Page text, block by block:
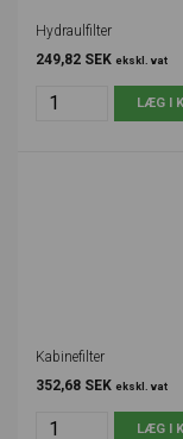
Hydraulfilter
249,82 SEK ekskl. vat
Kabinefilter
352,68 SEK ekskl. vat